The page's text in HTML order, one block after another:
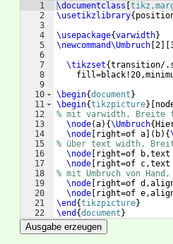
1
2
3
4
5
6
7
8
9
10
11
12
13
14
15
16
17
18
19
20
21
22
\documentclass
\usetikzlibrary{
\usepackage{varwidth}
\newcommand\Umbruch 2
\tikzset{transition/
\begin{document }
\begin{tikzpicture}
% mit varwidth, Breite
\node(a) {\Umbruch{
\node
right=of a ( b) {
% über text width,
\node
right=of b,text
\node
right=of c,text
% mit Umbruch von
\node
right=of
\node
right=of
\end {tikzpicture}
\end {document }
Ausgabe erzeugen